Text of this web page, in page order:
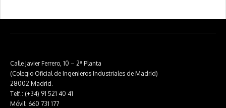
Calle Javier Ferrero, 10 – 2ª Planta
(Colegio Oficial de Ingenieros Industriales de Madrid)
28002 Madrid.
Telf.: (+34) 91 521 40 41
Móvil: 660 731 177